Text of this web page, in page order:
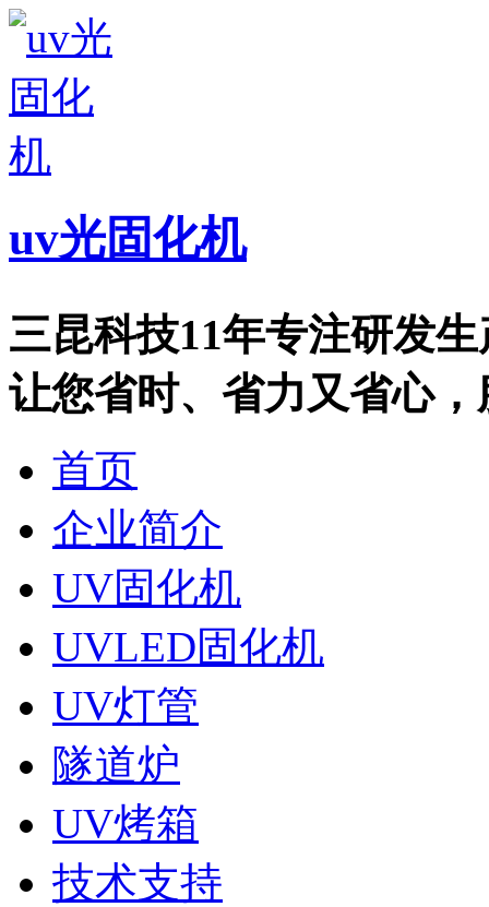
uv光固化机
三昆科技11年专注研发
让您省时、省力又省心，
首页
企业简介
UV固化机
UVLED固化机
UV灯管
隧道炉
UV烤箱
技术支持